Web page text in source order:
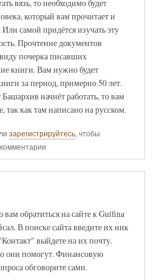
вязь, то необходимо будет
который вам прочитает и
Или самой придётся изучать эту
Прочтение документов
почерка писавших
книги. Вам нужно будет
за период, примерно 50 лет.
Башархив начнёт работать, то вам
так как там написано на русском.
зарегистрируйтесь, чтобы
обратиться на сайте к Gulfina
В поиске сайта введите их ник
выйдете на их почту.
они помогут. Финансовую
обговорите сами.